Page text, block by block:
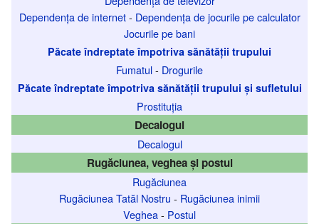
Dependența de internet- Dependența de jocurile pe calculator
Jocurile pe bani
Păcate îndreptate împotriva sănătății trupului
Fumatul- Drogurile
Păcate îndreptate împotriva sănătății trupului și sufletului
Prostituția
Decalogul
Decalogul
Rugăciunea, veghea și postul
Rugăciunea
Rugăciunea Tatăl Nostru - Rugăciunea inimii
Veghea- Postul